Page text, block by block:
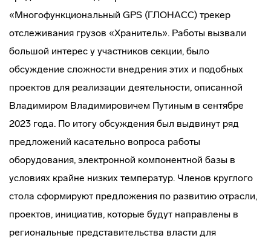
«Многофункциональный GPS (ГЛОНАСС) трекер
отслеживания грузов «Хранитель». Работы вызвали
большой интерес у участников секции, было
обсуждение сложности внедрения этих и подобных
проектов для реализации деятельности, описанной
Владимиром Владимировичем Путиным в сентябре
2023 года. По итогу обсуждения был выдвинут ряд
предложений касательно вопроса работы
оборудования, электронной компонентной базы в
условиях крайне низких температур. Членов круглого
стола сформируют предложения по развитию отрасли,
проектов, инициатив, которые будут направлены в
региональные представительства власти для